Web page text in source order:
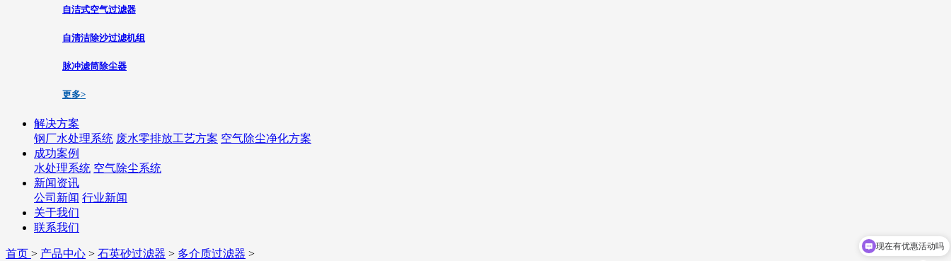
自洁式空气过滤器
自清洁除沙过滤机组
脉冲滤筒除尘器
更多>
解决方案
钢厂水处理系统 废水零排放工艺方案 空气除尘净化方案
成功案例
水处理系统 空气除尘系统
新闻资讯
公司新闻 行业新闻
关于我们
联系我们
首页 > 产品中心 > 石英砂过滤器 > 多介质过滤器 >
现在有优惠活动吗